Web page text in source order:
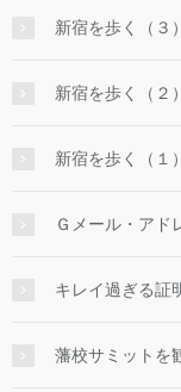
新宿を歩く（３
新宿を歩く（２
新宿を歩く（１
Ｇメール・アド
キレイ過ぎる証
藩校サミットを